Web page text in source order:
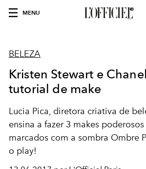
MENU
BELEZA
Kristen Stewart e
tutorial de make
Lucia Pica, diretora criativa de
ensina a fazer 3 makes
marcados com a sombra Ombre
o play!